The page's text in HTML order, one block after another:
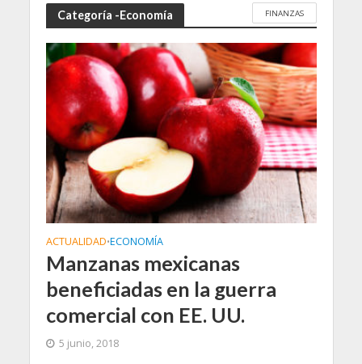
Categoría -Economía FINANZAS
ACTUALIDAD•ECONOMÍA
Manzanas mexicanas
beneficiadas en la guerra
comercial con EE. UU.
5 junio, 2018